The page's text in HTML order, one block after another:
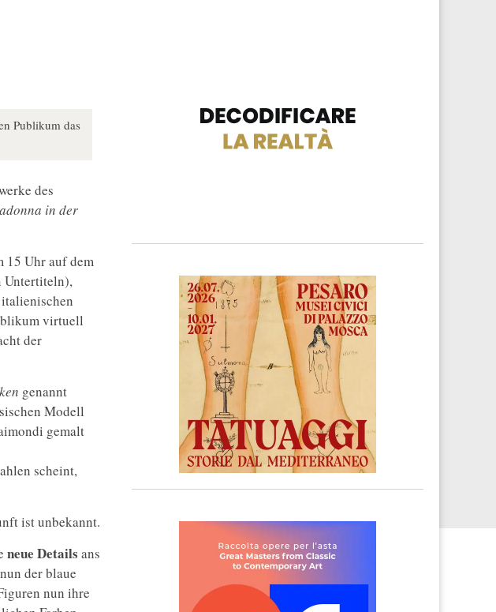
Publikum das
des
in der
15 Uhr auf dem
Untertiteln),
virtuell
der
genannt
Modell
gemalt
scheint,
ist unbekannt.
neue Details ans
der blaue
nun ihre